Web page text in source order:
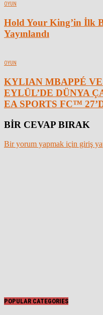
OYUN
Hold Your King’in İlk
Yayınlandı
OYUN
KYLIAN MBAPPÉ
EYLÜL’DE DÜNYA
EA SPORTS FC™
BİR CEVAP BIRAK
Bir yorum yapmak için giriş
POPULAR CATEGORIES